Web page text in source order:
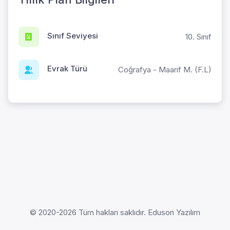
Sınıf Seviyesi 10. Sınıf
Evrak Türü Coğrafya - Maarif M. (F.L)
© 2020-2026 Tüm hakları saklıdır. Eduson Yazılım